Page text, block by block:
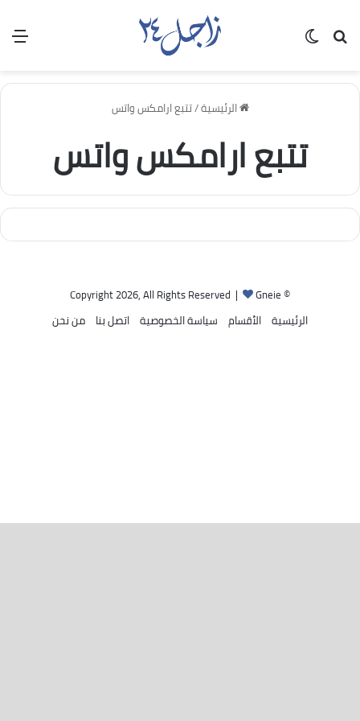
بحث عن
الرئيسية/تتبع ارامكس واتس
تتبع ارامكس واتس
© Copyright 2026, All Rights Reserved |
Gneie
الرئيسية الأقسام سياسة الخصوصية اتصل بنا من نحن